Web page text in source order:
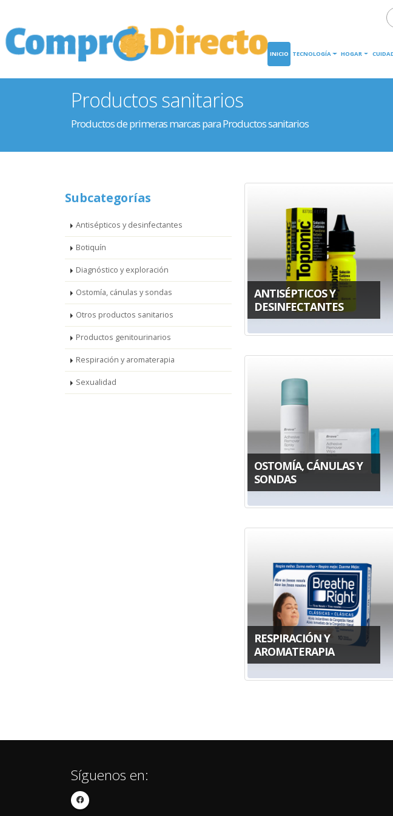
INICIO TECNOLOGÍA HOGAR
Productos sanitarios
Productos de primeras marcas para Productos sanitarios
Subcategorías
Antisépticos y desinfectantes
Botiquín
Diagnóstico y exploración
Ostomía, cánulas y sondas
Otros productos sanitarios
Productos genitourinarios
Respiración y aromaterapia
Sexualidad
ANTISÉPTICOS Y
DESINFECTANTES
OSTOMÍA, CÁNULAS Y
SONDAS
RESPIRACIÓN Y
AROMATERAPIA
Síguenos en: